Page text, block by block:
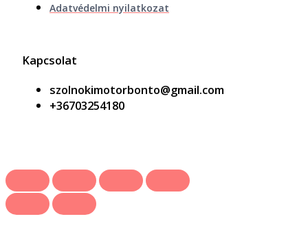
Adatvédelmi nyilatkozat
Kapcsolat
szolnokimotorbonto@gmail.com
+36703254180